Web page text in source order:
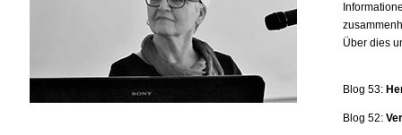
Über dies
Blog 53:
Blog 52: